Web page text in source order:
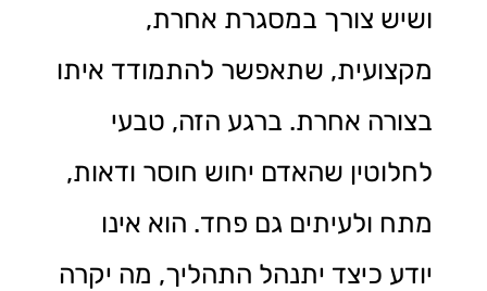
ושיש צורך במסגרת אחרת,
מקצועית, שתאפשר להתמודד איתו
בצורה אחרת. ברגע הזה, טבעי
לחלוטין שהאדם יחוש חוסר ודאות,
מתח ולעיתים גם פחד. הוא אינו
יודע כיצד יתנהל התהליך, מה יקרה